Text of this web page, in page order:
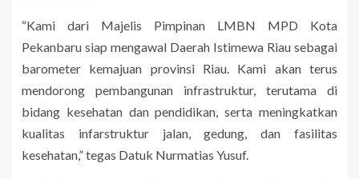
“Kami dari Majelis Pimpinan LMBN MPD Kota
Pekanbaru siap mengawal Daerah Istimewa Riau sebagai
barometer kemajuan provinsi Riau. Kami akan terus
mendorong pembangunan infrastruktur, terutama di
bidang kesehatan dan pendidikan, serta meningkatkan
kualitas infarstruktur jalan, gedung, dan fasilitas
kesehatan,” tegas Datuk Nurmatias Yusuf.